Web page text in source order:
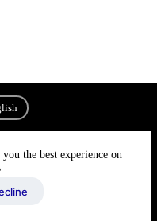
the best experience on